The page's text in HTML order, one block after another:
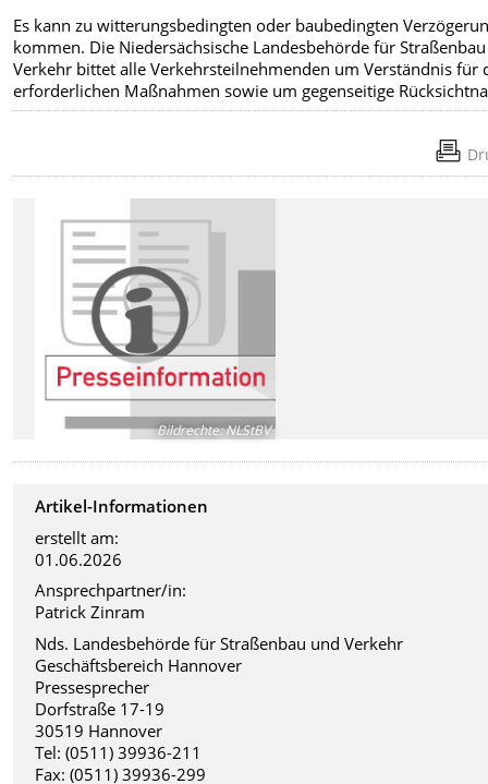
Es kann zu witterungsbedingten oder baubedingten
kommen. Die Niedersächsische Landesbehörde für
Verkehr bittet alle Verkehrsteilnehmenden um Verständnis für
erforderlichen Maßnahmen sowie um gegenseitige
Bildrechte:NLStBV
Artikel-Informationen
erstellt am:
01.06.2026
Ansprechpartner/in:
Patrick Zinram
Nds. Landesbehörde für Straßenbau und Verkehr
Geschäftsbereich Hannover
Pressesprecher
Dorfstraße 17-19
30519 Hannover
Tel: (0511) 39936-211
Fax: (0511) 39936-299